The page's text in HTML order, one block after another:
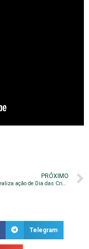
PRÓXIMO
Guarani realiza ação de Dia das Crianças
Telegram